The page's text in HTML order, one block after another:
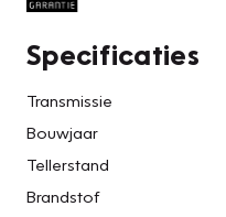
Specificaties
Transmissie
Bouwjaar
Tellerstand
Brandstof